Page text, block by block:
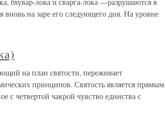
на заре его следующего дня. На уровне
на план святости, переживает
принципов. Святость является прямым
с четвертой чакрой чувство единства с